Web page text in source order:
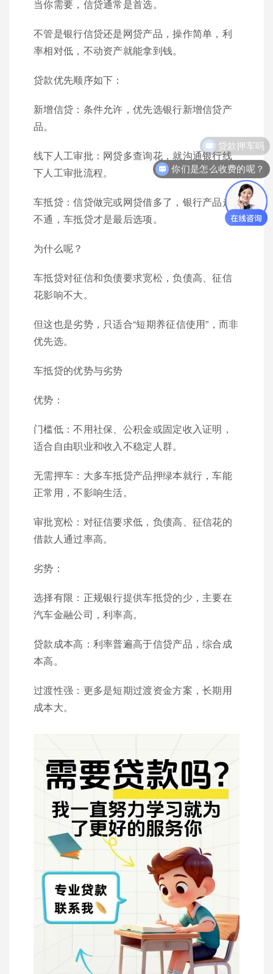
当你需要，信贷通常是首选。
不管是银行信贷还是网贷产品，操作简单，利
率相对低，不动资产就能拿到钱。
贷款优先顺序如下：
新增信贷：条件允许，优先选银行新增信贷产
品。
线下人工审批：网贷多查询花，就沟通银行线
下人工审批流程。
车抵贷：信贷做完或网贷借多了，银行产品走
不通，车抵贷才是最后选项。
为什么呢？
车抵贷对征信和负债要求宽松，负债高、征信
花影响不大。
但这也是劣势，只适合“短期养征信使用”，而非
优先选。
车抵贷的优势与劣势
优势：
门槛低：不用社保、公积金或固定收入证明，
适合自由职业和收入不稳定人群。
无需押车：大多车抵贷产品押绿本就行，车能
正常用，不影响生活。
审批宽松：对征信要求低，负债高、征信花的
借款人通过率高。
劣势：
选择有限：正规银行提供车抵贷的少，主要在
汽车金融公司，利率高。
贷款成本高：利率普遍高于信贷产品，综合成
本高。
过渡性强：更多是短期过渡资金方案，长期用
成本大。
你们是怎么收费的呢？